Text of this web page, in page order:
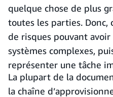
quelque chose de plus
toutes les parties. Donc,
de risques pouvant
systèmes complexes,
représenter une tâche
La plupart de la
la chaîne